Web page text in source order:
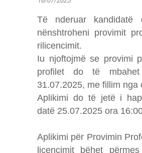
Të nderuar kandidatë
nënshtroheni provimit
rilicencimit.
Iu njoftojmë se provimi
profilet do të
31.07.2025, me fillim nga
Aplikimi do të jetë i
datë 25.07.2025 ora
Aplikimi për Provimin
licencimit bëhet